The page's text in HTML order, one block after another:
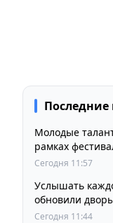
Последние
Молодые
рамках
Сегодня 11:57
Услышать
обновили
Сегодня 11:44